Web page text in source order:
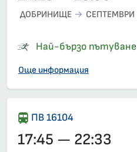
ДОБРИНИЩЕ СЕПТЕМВРИ
Най-бързо пътуване
Още информация
ПВ 16104
17:45 — 22:33